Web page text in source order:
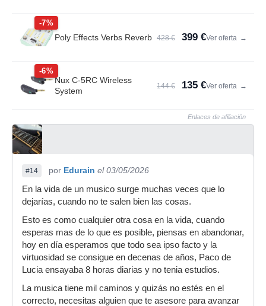
-7%
Poly Effects Verbs Reverb 428 € 399 €Ver oferta →
-6%
Nux C-5RC Wireless
System
144 € 135 €Ver oferta →
Enlaces de afiliación
#14 por Edurain el 03/05/2026
En la vida de un musico surge muchas veces que lo
dejarías, cuando no te salen bien las cosas.
Esto es como cualquier otra cosa en la vida, cuando
esperas mas de lo que es posible, piensas en abandonar,
hoy en día esperamos que todo sea ipso facto y la
virtuosidad se consigue en decenas de años, Paco de
Lucia ensayaba 8 horas diarias y no tenia estudios.
La musica tiene mil caminos y quizás no estés en el
correcto, necesitas alguien que te asesore para avanzar